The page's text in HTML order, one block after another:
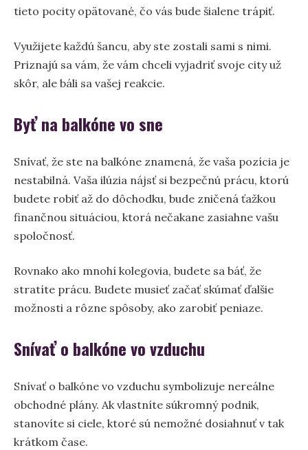
tieto pocity opätované, čo vás bude šialene trápiť.
Využijete každú šancu, aby ste zostali sami s nimi.
Priznajú sa vám, že vám chceli vyjadriť svoje city už
skôr, ale báli sa vašej reakcie.
Byť na balkóne vo sne
Snívať, že ste na balkóne znamená, že vaša pozícia je
nestabilná. Vaša ilúzia nájsť si bezpečnú prácu, ktorú
budete robiť až do dôchodku, bude zničená ťažkou
finančnou situáciou, ktorá nečakane zasiahne vašu
spoločnosť.
Rovnako ako mnohí kolegovia, budete sa báť, že
stratíte prácu. Budete musieť začať skúmať ďalšie
možnosti a rôzne spôsoby, ako zarobiť peniaze.
Snívať o balkóne vo vzduchu
Snívať o balkóne vo vzduchu symbolizuje nereálne
obchodné plány. Ak vlastníte súkromný podnik,
stanovíte si ciele, ktoré sú nemožné dosiahnuť v tak
krátkom čase.